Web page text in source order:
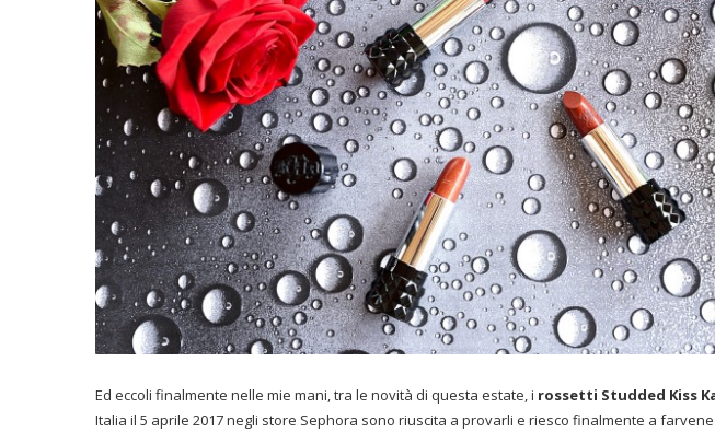
Ed eccoli finalmente nelle mie mani, tra le novità di questa estate, i rossetti Studded Kiss
Italia il 5 aprile 2017 negli store Sephora sono riuscita a provarli e riesco finalmente a